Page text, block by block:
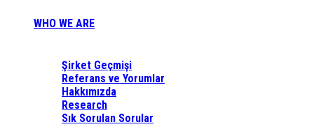
WHO WE ARE
Şirket Geçmişi
Referans ve Yorumlar
Hakkımızda
Research
Sık Sorulan Sorular